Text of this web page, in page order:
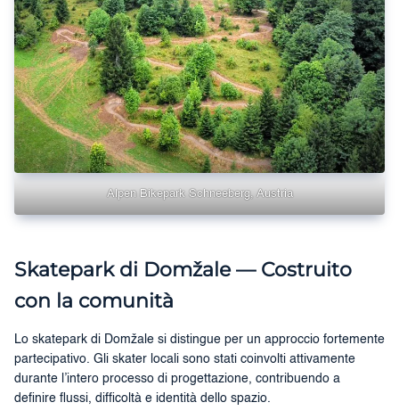
Alpen Bikepark Schneeberg, Austria
Skatepark di Domžale — Costruito
con la comunità
Lo skatepark di Domžale si distingue per un approccio fortemente
partecipativo. Gli skater locali sono stati coinvolti attivamente
durante l’intero processo di progettazione, contribuendo a
definire flussi, difficoltà e identità dello spazio.